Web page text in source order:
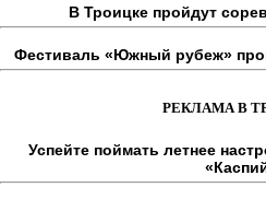
В Троицке пройдут
Фестиваль «Южный рубеж»
РЕКЛАМА В
Успейте поймать летнее